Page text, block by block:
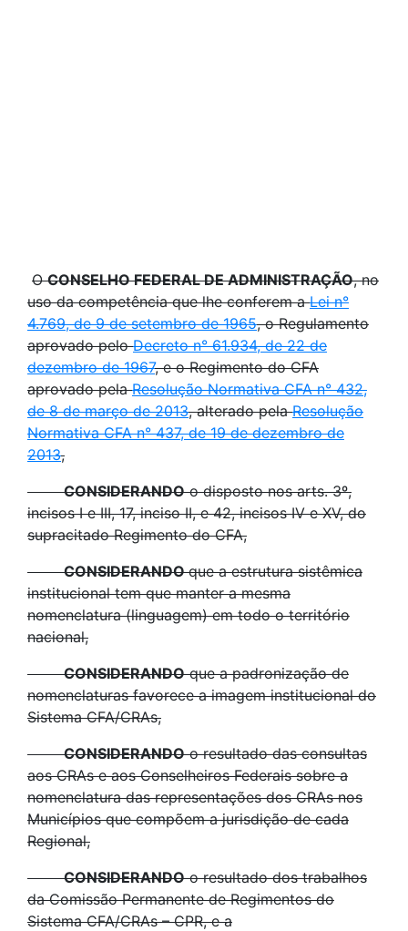
OCONSELHO FEDERAL DE ADMINISTRAÇÃO, no
uso da competência que lhe conferem aLei n°
4.769, de 9 de setembro de 1965, o Regulamento
aprovado peloDecreto n° 61.934, de 22 de
dezembro de 1967, e o Regimento do CFA
aprovado pelaResolução Normativa CFA n° 432,
de 8 de março de 2013, alterado pelaResolução
Normativa CFA n° 437, de 19 de dezembro de
2013,
CONSIDERANDOo disposto nos arts. 3º,
incisos I e III, 17, inciso II, e 42, incisos IV e XV, do
supracitado Regimento do CFA,
CONSIDERANDOque a estrutura sistêmica
institucional tem que manter a mesma
nomenclatura (linguagem) em todo o território
nacional,
CONSIDERANDOque a padronização de
nomenclaturas favorece a imagem institucional do
Sistema CFA/CRAs,
CONSIDERANDOo resultado das consultas
aos CRAs e aos Conselheiros Federais sobre a
nomenclatura das representações dos CRAs nos
Municípios que compõem a jurisdição de cada
Regional,
CONSIDERANDOo resultado dos trabalhos
da Comissão Permanente de Regimentos do
Sistema CFA/CRAs – CPR, e a